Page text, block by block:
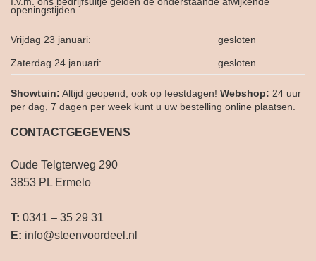
openingstijden
Vrijdag 23 januari: gesloten
Zaterdag 24 januari: gesloten
Showtuin: Altijd geopend, ook op feestdagen! Webshop: 24 uur
per dag, 7 dagen per week kunt u uw bestelling online plaatsen.
CONTACTGEGEVENS
Oude Telgterweg 290
3853 PL Ermelo
T: 0341 – 35 29 31
E: info@steenvoordeel.nl